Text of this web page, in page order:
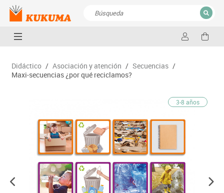
CERRAR
Didáctico / Asociación y atención / Secuencias /
Maxi-secuencias ¿por qué reciclamos?
3-8 años